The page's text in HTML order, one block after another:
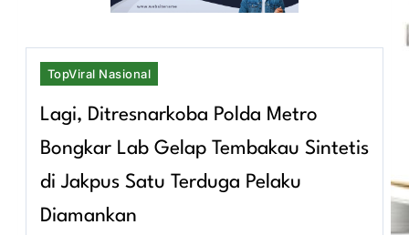
TopViral Nasional
Lagi, Ditresnarkoba Polda Metro
Bongkar Lab Gelap Tembakau Sintetis
di Jakpus Satu Terduga Pelaku
Diamankan